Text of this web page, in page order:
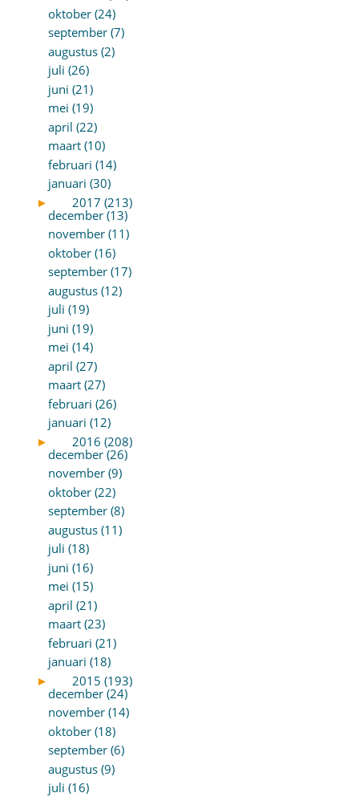
oktober (24)
september (7)
augustus (2)
juli (26)
juni (21)
mei (19)
april (22)
maart (10)
februari (14)
januari (30)
►
2017 (213)
december (13)
november (11)
oktober (16)
september (17)
augustus (12)
juli (19)
juni (19)
mei (14)
april (27)
maart (27)
februari (26)
januari (12)
►
2016 (208)
december (26)
november (9)
oktober (22)
september (8)
augustus (11)
juli (18)
juni (16)
mei (15)
april (21)
maart (23)
februari (21)
januari (18)
►
2015 (193)
december (24)
november (14)
oktober (18)
september (6)
augustus (9)
juli (16)